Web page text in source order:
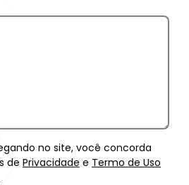
no site, você concorda
de Privacidade e Termo de Uso